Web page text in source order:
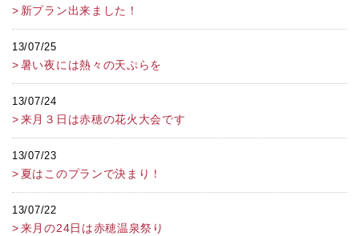
新プラン出来ました！
13/07/25
暑い夜には熱々の天ぷらを
13/07/24
来月３日は赤穂の花火大会です
13/07/23
夏はこのプランで決まり！
13/07/22
来月の24日は赤穂温泉祭り